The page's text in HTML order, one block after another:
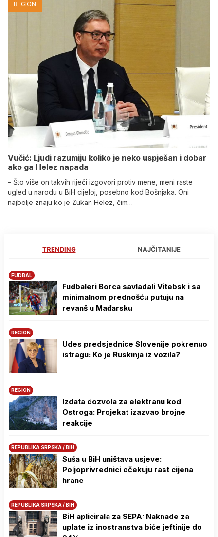
REGION
Vučić: Ljudi razumiju koliko je neko uspješan i dobar
ako ga Helez napada
– Što više on takvih riječi izgovori protiv mene, meni raste
ugled u narodu u BiH cijeloj, posebno kod Bošnjaka. Oni
najbolje znaju ko je Zukan Helez, čim…
TRENDING NAJČITANIJE
FUDBAL
Fudbaleri Borca savladali Vitebsk i sa
minimalnom prednošću putuju na
revanš u Mađarsku
REGION
Udes predsjednice Slovenije pokrenuo
istragu: Ko je Ruskinja iz vozila?
REGION
Izdata dozvola za elektranu kod
Ostroga: Projekat izazvao brojne
reakcije
REPUBLIKA SRPSKA / BIH
Suša u BiH uništava usjeve:
Poljoprivrednici očekuju rast cijena
hrane
REPUBLIKA SRPSKA / BIH
BiH aplicirala za SEPA: Naknade za
uplate iz inostranstva biće jeftinije do